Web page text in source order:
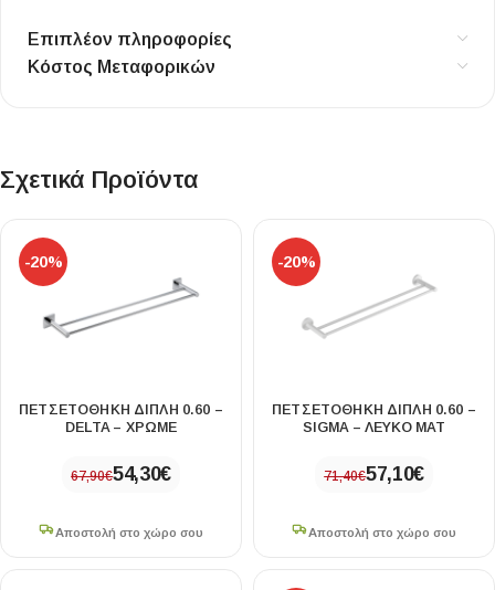
Επιπλέον πληροφορίες
Κόστος Μεταφορικών
Σχετικά Προϊόντα
-20%
ΠΕΤΣΕΤΟΘΗΚΗ ΔΙΠΛΗ 0.60 –
DELTA – ΧΡΩΜΕ
67,90€54,30€
Αποστολή στο χώρο σου
-20%
ΠΕΤΣΕΤΟΘΗΚΗ ΔΙΠΛΗ 0.60 –
SIGMA – ΛΕΥΚΟ ΜΑΤ
71,40€57,10€
Αποστολή στο χώρο σου